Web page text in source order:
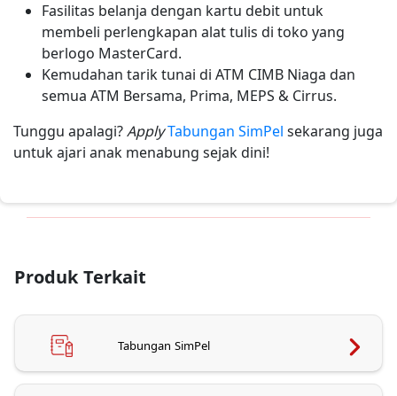
Fasilitas belanja dengan kartu debit untuk
membeli perlengkapan alat tulis di toko yang
berlogo MasterCard.
Kemudahan tarik tunai di ATM CIMB Niaga dan
semua ATM Bersama, Prima, MEPS & Cirrus.
Tunggu apalagi?ApplyTabungan SimPel sekarang juga
untuk ajari anak menabung sejak dini!
Produk Terkait
Tabungan SimPel